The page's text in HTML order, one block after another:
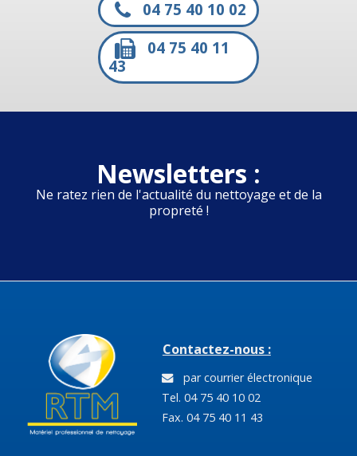
04 75 40 10 02
04 75 40 11
43
Newsletters :
Ne ratez rien de l'actualité du nettoyage et de la
propreté !
Contactez-nous :
par courrier électronique
Tel. 04 75 40 10 02
Fax. 04 75 40 11 43